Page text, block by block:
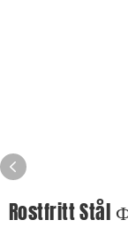
Rostfritt Stål